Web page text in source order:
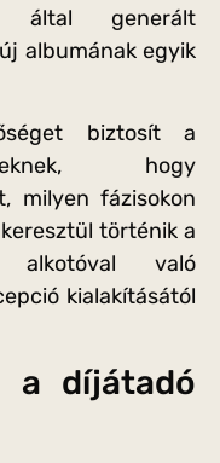
által generált
albumának egyik
biztosít a
hogy
milyen fázisokon
történik a
alkotóval való
kialakításától
a díjátadó